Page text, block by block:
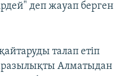
деп жауап берген
талап етіп
Алматыдан